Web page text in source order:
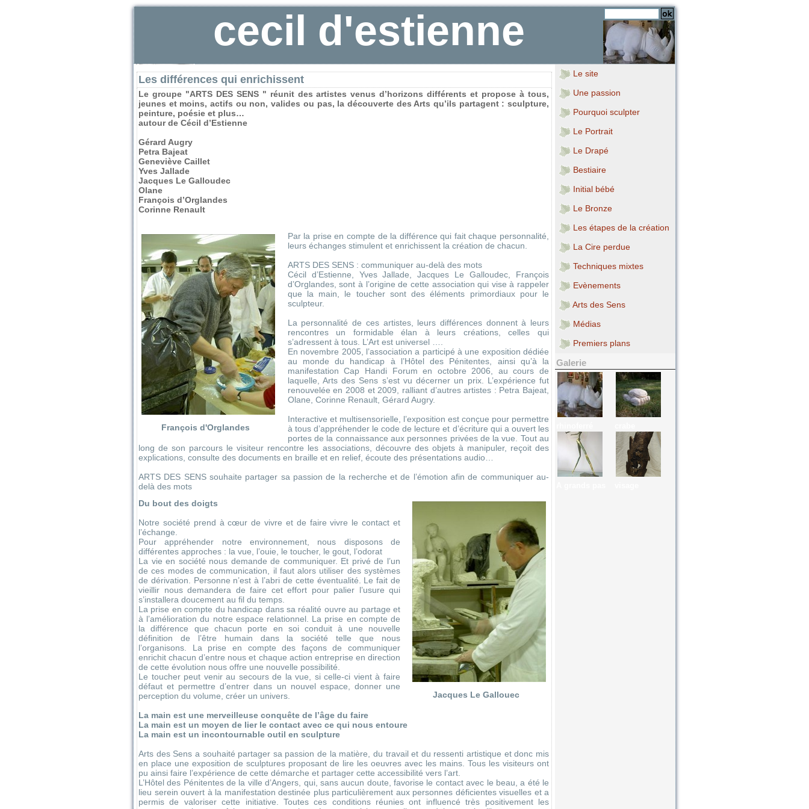
cecil d'estienne
Les différences qui enrichissent
Le groupe "ARTS DES SENS " réunit des artistes venus d’horizons différents et propose à tous,
jeunes et moins, actifs ou non, valides ou pas, la découverte des Arts qu’ils partagent : sculpture,
peinture, poésie et plus…
autour de Cécil d’Estienne
Gérard Augry
Petra Bajeat
Geneviève Caillet
Yves Jallade
Jacques Le Galloudec
Olane
François d’Orglandes
Corinne Renault
François d'Orglandes
Par la prise en compte de la différence qui fait chaque personnalité,
leurs échanges stimulent et enrichissent la création de chacun.
ARTS DES SENS : communiquer au-delà des mots
Cécil d’Estienne, Yves Jallade, Jacques Le Galloudec, François
d’Orglandes, sont à l’origine de cette association qui vise à rappeler
que la main, le toucher sont des éléments primordiaux pour le
sculpteur.
La personnalité de ces artistes, leurs différences donnent à leurs
rencontres un formidable élan à leurs créations, celles qui
s’adressent à tous. L’Art est universel ….
En novembre 2005, l’association a participé à une exposition dédiée
au monde du handicap à l’Hôtel des Pénitentes, ainsi qu’à la
manifestation Cap Handi Forum en octobre 2006, au cours de
laquelle, Arts des Sens s’est vu décerner un prix. L’expérience fut
renouvelée en 2008 et 2009, ralliant d’autres artistes : Petra Bajeat,
Olane, Corinne Renault, Gérard Augry.
Interactive et multisensorielle, l’exposition est conçue pour permettre
à tous d’appréhender le code de lecture et d’écriture qui a ouvert les
portes de la connaissance aux personnes privées de la vue. Tout au
long de son parcours le visiteur rencontre les associations, découvre des objets à manipuler, reçoit des
explications, consulte des documents en braille et en relief, écoute des présentations audio…
ARTS DES SENS souhaite partager sa passion de la recherche et de l’émotion afin de communiquer au-
delà des mots
Jacques Le Gallouec
Du bout des doigts
Notre société prend à cœur de vivre et de faire vivre le contact et
l’échange.
Pour appréhender notre environnement, nous disposons de
différentes approches : la vue, l’ouie, le toucher, le gout, l’odorat
La vie en société nous demande de communiquer. Et privé de l’un
de ces modes de communication, il faut alors utiliser des systèmes
de dérivation. Personne n’est à l’abri de cette éventualité. Le fait de
vieillir nous demandera de faire cet effort pour palier l’usure qui
s’installera doucement au fil du temps.
La prise en compte du handicap dans sa réalité ouvre au partage et
à l’amélioration du notre espace relationnel. La prise en compte de
la différence que chacun porte en soi conduit à une nouvelle
définition de l’être humain dans la société telle que nous
l’organisons. La prise en compte des façons de communiquer
enrichit chacun d’entre nous et chaque action entreprise en direction
de cette évolution nous offre une nouvelle possibilité.
Le toucher peut venir au secours de la vue, si celle-ci vient à faire
défaut et permettre d’entrer dans un nouvel espace, donner une
perception du volume, créer un univers.
La main est une merveilleuse conquête de l’âge du faire
La main est un moyen de lier le contact avec ce qui nous entoure
La main est un incontournable outil en sculpture
Arts des Sens a souhaité partager sa passion de la matière, du travail et du ressenti artistique et donc mis
en place une exposition de sculptures proposant de lire les oeuvres avec les mains. Tous les visiteurs ont
pu ainsi faire l’expérience de cette démarche et partager cette accessibilité vers l’art.
L’Hôtel des Pénitentes de la ville d’Angers, qui, sans aucun doute, favorise le contact avec le beau, a été le
lieu serein ouvert à la manifestation destinée plus particulièrement aux personnes déficientes visuelles et a
permis de valoriser cette initiative. Toutes ces conditions réunies ont influencé très positivement les
Le site
Une passion
Pourquoi sculpter
Le Portrait
Le Drapé
Bestiaire
Initial bébé
Le Bronze
Les étapes de la création
La Cire perdue
Techniques mixtes
Evènements
Arts des Sens
Médias
Premiers plans
Galerie